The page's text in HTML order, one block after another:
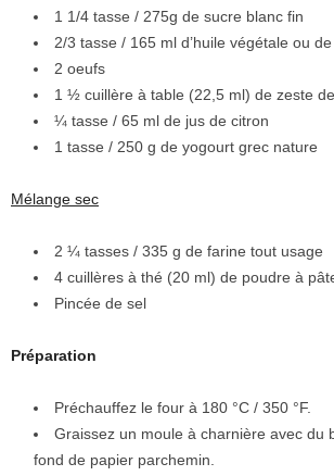
1 1/4 tasse / 275g de sucre blanc fin
2/3 tasse / 165 ml d’huile végétale ou
2 oeufs
1 ½ cuillère à table (22,5 ml) de zeste
¼ tasse / 65 ml de jus de citron
1 tasse / 250 g de yogourt grec nature
Mélange sec
2 ¼ tasses / 335 g de farine tout usage
4 cuillères à thé (20 ml) de poudre à
Pincée de sel
Préparation
Préchauffez le four à 180 °C / 350 °F.
Graissez un moule à charnière avec du
fond de papier parchemin.